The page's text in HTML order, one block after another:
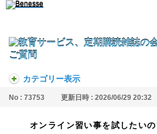
カテゴリー表示
No : 73753 更新日時 : 2026/06/29 20:32
オンライン習い事を試したい